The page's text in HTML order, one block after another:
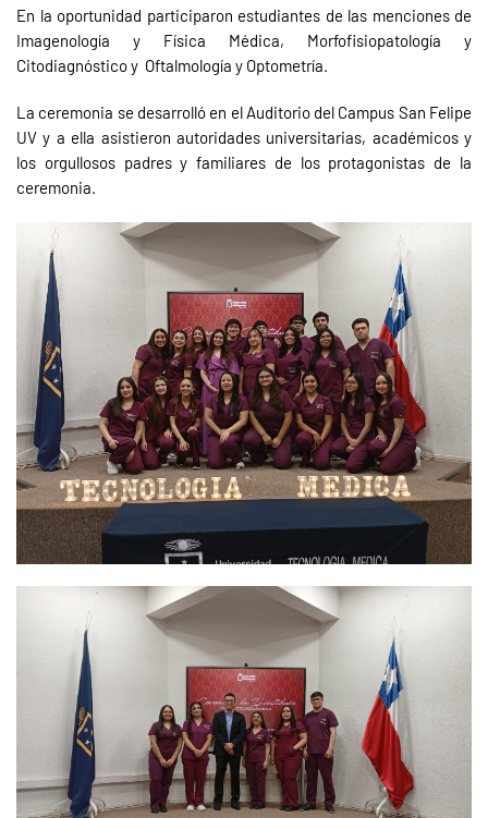
En la oportunidad participaron estudiantes de las menciones de
Imagenología y Física Médica, Morfofisiopatología y
Citodiagnóstico y Oftalmología y Optometría.
La ceremonia se desarrolló en el Auditorio del Campus San Felipe
UV y a ella asistieron autoridades universitarias, académicos y
los orgullosos padres y familiares de los protagonistas de la
ceremonia.